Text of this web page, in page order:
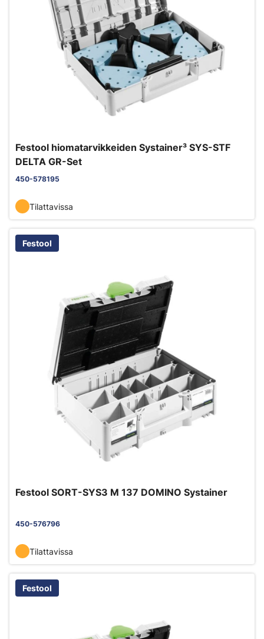
Festool hiomatarvikkeiden Systainer³ SYS-STF
DELTA GR-Set
450-578195
Tilattavissa
Festool
Festool SORT-SYS3 M 137 DOMINO Systainer
450-576796
Tilattavissa
Festool